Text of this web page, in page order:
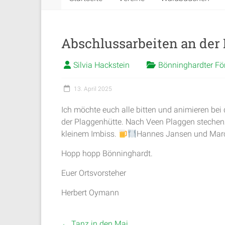
Abschlussarbeiten an der
Silvia Hackstein Bönninghardter
13. April 2025
Ich möchte euch alle bitten und animieren
der Plaggenhütte. Nach Veen Plaggen
kleinem Imbiss.
Hannes Jansen und
Hopp hopp Bönninghardt.
Euer Ortsvorsteher
Herbert Oymann